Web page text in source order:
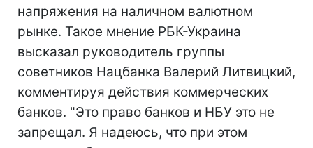
напряжения на наличном валютном
рынке. Такое мнение РБК-Украина
высказал руководитель группы
советников Нацбанка Валерий Литвицкий,
комментируя действия коммерческих
банков. "Это право банков и НБУ это не
запрещал. Я надеюсь, что при этом